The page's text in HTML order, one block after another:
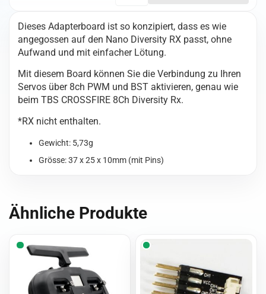
Diversity
RX
Adapter
Dieses Adapterboard ist so konzipiert, dass es wie
angegossen auf den Nano Diversity RX passt, ohne
Aufwand und mit einfacher Lötung.
Mit diesem Board können Sie die Verbindung zu Ihren
Servos über 8ch PWM und BST aktivieren, genau wie
beim TBS CROSSFIRE 8Ch Diversity Rx.
*RX nicht enthalten.
Gewicht: 5,73g
Grösse: 37 x 25 x 10mm (mit Pins)
Ähnliche Produkte